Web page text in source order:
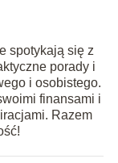
spotykają się z
porady i
i osobistego.
finansami i
Razem